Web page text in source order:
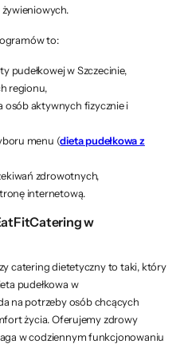
to:
pudełkowej w Szczecinie,
regionu,
osób aktywnych fizycznie i
menu (dieta pudełkowa z
zdrowotnych,
internetową.
w
catering dietetyczny to taki, który
pudełkowa w
na potrzeby osób chcących
życia. Oferujemy zdrowy
w codziennym funkcjonowaniu